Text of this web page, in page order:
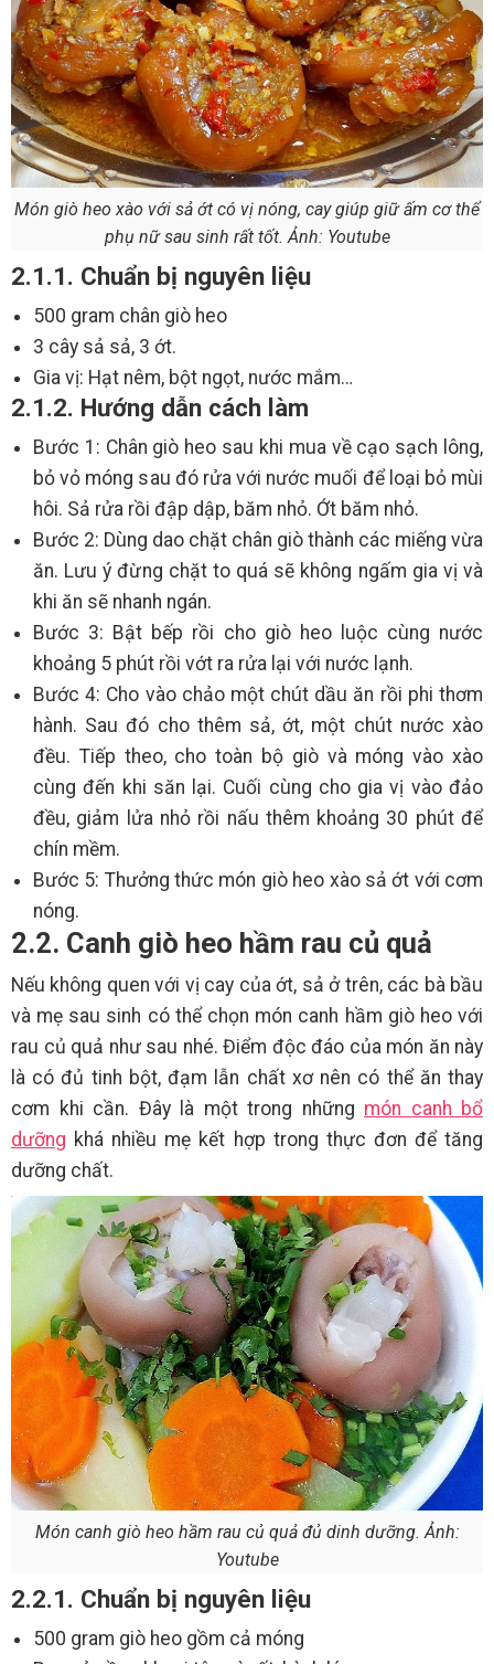
Món giò heo xào với sả ớt có vị nóng, cay giúp giữ ấm cơ thể
phụ nữ sau sinh rất tốt. Ảnh: Youtube
2.1.1. Chuẩn bị nguyên liệu
500 gram chân giò heo
3 cây sả sả, 3 ớt.
Gia vị: Hạt nêm, bột ngọt, nước mắm…
2.1.2. Hướng dẫn cách làm
Bước 1: Chân giò heo sau khi mua về cạo sạch lông,
bỏ vỏ móng sau đó rửa với nước muối để loại bỏ mùi
hôi. Sả rửa rồi đập dập, băm nhỏ. Ớt băm nhỏ.
Bước 2: Dùng dao chặt chân giò thành các miếng vừa
ăn. Lưu ý đừng chặt to quá sẽ không ngấm gia vị và
khi ăn sẽ nhanh ngán.
Bước 3: Bật bếp rồi cho giò heo luộc cùng nước
khoảng 5 phút rồi vớt ra rửa lại với nước lạnh.
Bước 4: Cho vào chảo một chút dầu ăn rồi phi thơm
hành. Sau đó cho thêm sả, ớt, một chút nước xào
đều. Tiếp theo, cho toàn bộ giò và móng vào xào
cùng đến khi săn lại. Cuối cùng cho gia vị vào đảo
đều, giảm lửa nhỏ rồi nấu thêm khoảng 30 phút để
chín mềm.
Bước 5: Thưởng thức món giò heo xào sả ớt với cơm
nóng.
2.2. Canh giò heo hầm rau củ quả
Nếu không quen với vị cay của ớt, sả ở trên, các bà bầu
và mẹ sau sinh có thể chọn món canh hầm giò heo với
rau củ quả như sau nhé. Điểm độc đáo của món ăn này
là có đủ tinh bột, đạm lẫn chất xơ nên có thể ăn thay
cơm khi cần. Đây là một trong những món canh bổ
dưỡng khá nhiều mẹ kết hợp trong thực đơn để tăng
dưỡng chất.
Món canh giò heo hầm rau củ quả đủ dinh dưỡng. Ảnh:
Youtube
2.2.1. Chuẩn bị nguyên liệu
500 gram giò heo gồm cả móng